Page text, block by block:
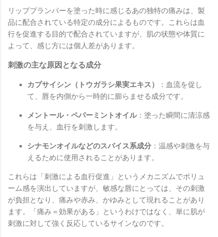
リッププランパーを塗った時に感じるあの独特の痛みは、製
品に配合されている特定の成分によるものです。これらは血
行を促進する目的で配合されていますが、肌の状態や体質に
よって、感じ方には個人差があります。
刺激の主な原因となる成分
カプサイシン（トウガラシ果実エキス）
：血流を促し
て、唇を内側から一時的に膨らませる成分です。
メントール・ペパーミントオイル：塗った瞬間に清涼感
を与え、血行を刺激します。
シナモンオイルなどのスパイス系成分 ：温感や刺激を与
えるために使用されることがあります。
これらは「刺激による血行促進」というメカニズムでボリュ
ーム感を演出していますが、敏感な唇にとっては、その刺激
が負担となり、痛みや赤み、かゆみとして現れることがあり
ます。「痛み＝効果がある」というわけではなく、単に肌が
刺激に対して強く反応しているサインなのです。